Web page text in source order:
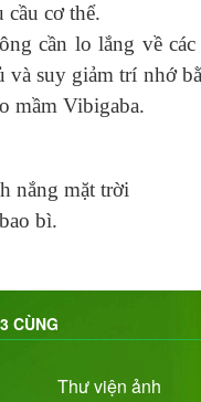
cơ thể.
cần lo lắng về
suy giảm trí nhớ
mầm Vibigaba.
nắng mặt trời
bì.
CÙNG
Thư viện ảnh